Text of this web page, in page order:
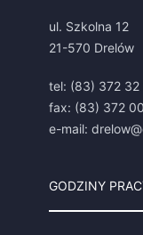
ul. Szkolna 12
21-570 Drelów
tel: (83) 372 32
fax: (83) 372
e-mail:
GODZINY